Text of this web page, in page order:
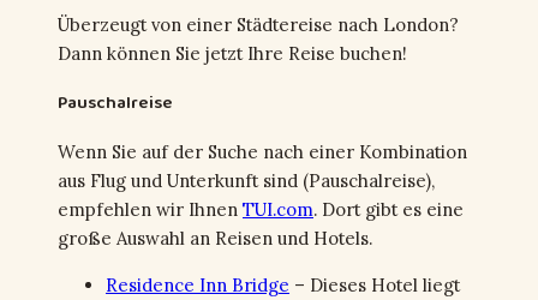
Überzeugt von einer Städtereise nach London?
Dann können Sie jetzt Ihre Reise buchen!
Pauschalreise
Wenn Sie auf der Suche nach einer Kombination
aus Flug und Unterkunft sind (Pauschalreise),
empfehlen wir Ihnen TUI.com. Dort gibt es eine
große Auswahl an Reisen und Hotels.
Residence Inn Bridge – Dieses Hotel liegt